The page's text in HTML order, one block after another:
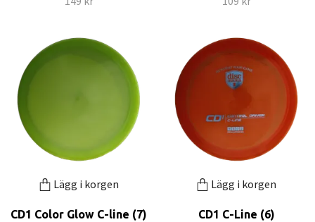
Lägg i korgen
CD1 Color Glow C-line (7)
Lägg i korgen
CD1 C-Line (6)